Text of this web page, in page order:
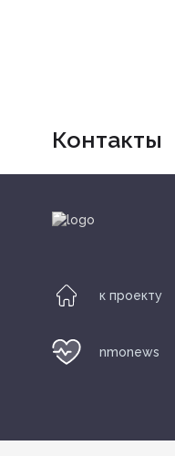
Контакты
к проекту
nmonews